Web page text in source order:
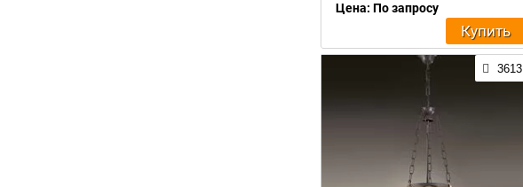
Цена: По запросу
Купить
3613